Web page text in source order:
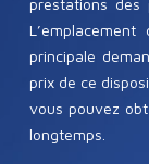
principale
prix de ce
vous pouvez
longtemps.